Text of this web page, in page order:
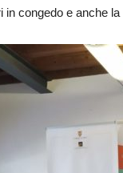
in congedo e anche